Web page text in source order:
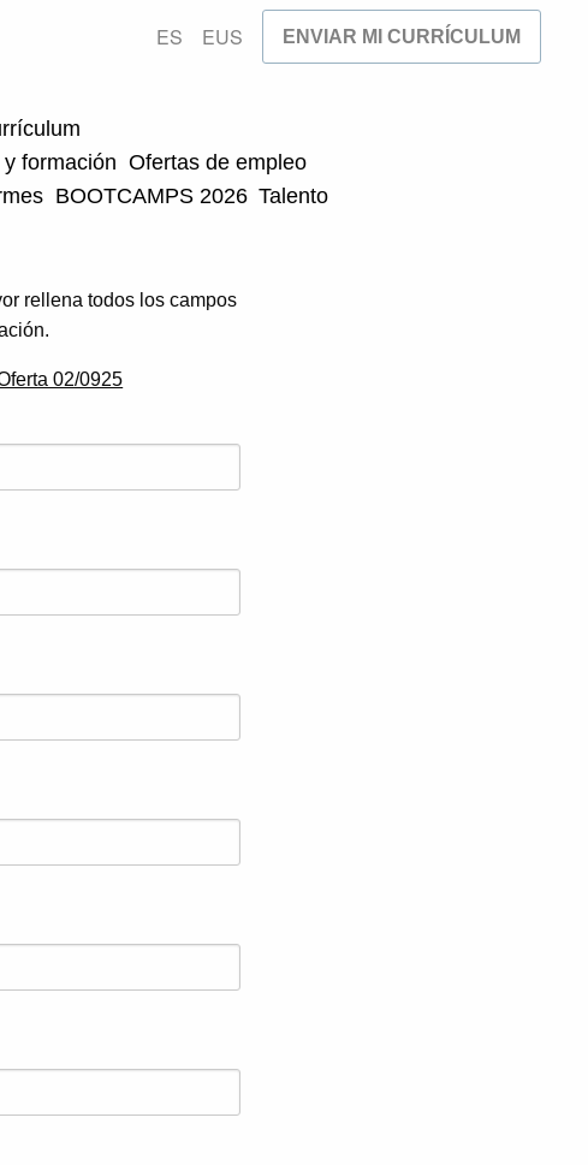
ES EUS ENVIAR MI CURRÍCULUM
formación Ofertas de empleo
BOOTCAMPS 2026 Talento
rellena todos los campos
02/0925